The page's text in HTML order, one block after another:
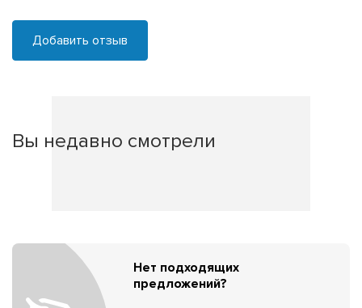
Добавить отзыв
Вы недавно смотрели
Нет подходящих
предложений?